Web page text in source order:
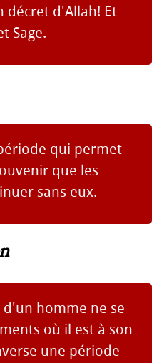
décret d'Allah! Et
Sage.
qui permet
que les
sans eux.
homme ne se
où il est à son
une période